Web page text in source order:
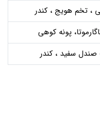
، تخم هویج ، کندر
پونه کوهی
سفید ، کندر